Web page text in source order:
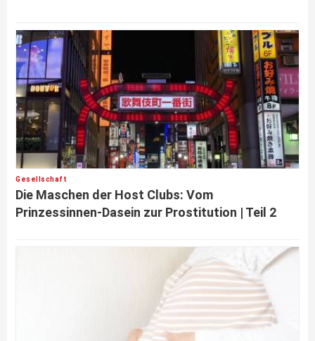
Gesellschaft
Die Maschen der Host Clubs: Vom
Prinzessinnen-Dasein zur Prostitution | Teil 2